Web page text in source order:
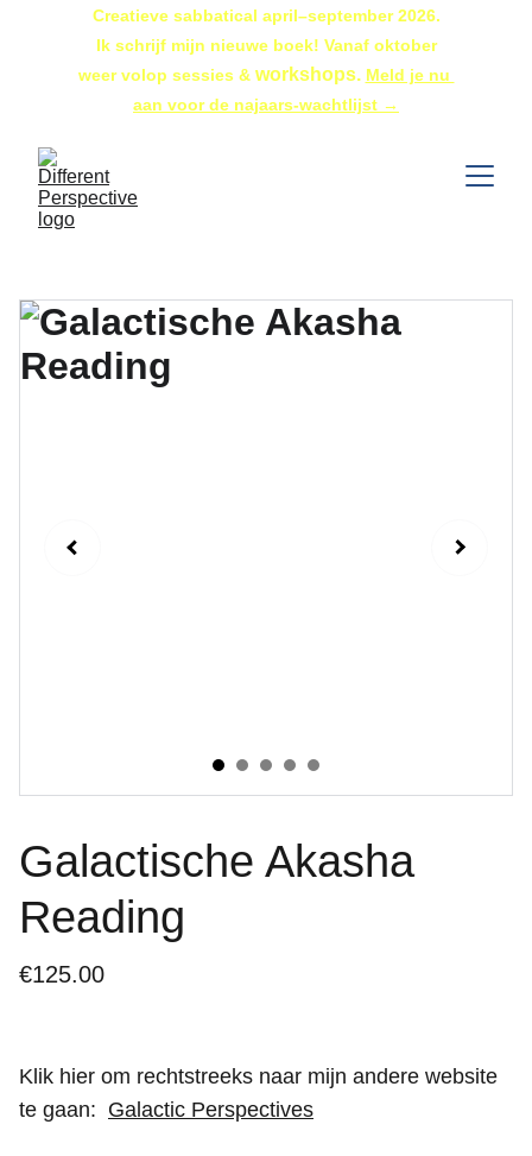
Creatieve sabbatical april–september 2026.
weer volop sessies & workshops. Meld je nu
aan voor de najaars-wachtlijst →
Galactische Akasha
Reading
€125.00
Klik hier om rechtstreeks naar mijn andere website
te gaan: Galactic Perspectives